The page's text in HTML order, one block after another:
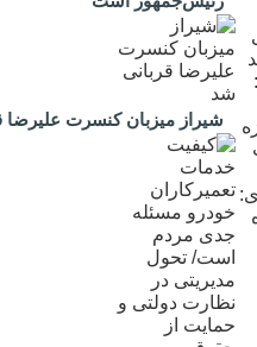
شیراز میزبان کنسرت علیرضا